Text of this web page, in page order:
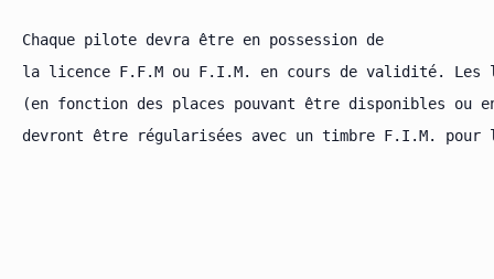
Chaque pilote devra être en possession de
la licence F.F.M ou F.I.M. en cours de validité. Les
(en fonction des places pouvant être disponibles ou
devront être régularisées avec un timbre F.I.M.